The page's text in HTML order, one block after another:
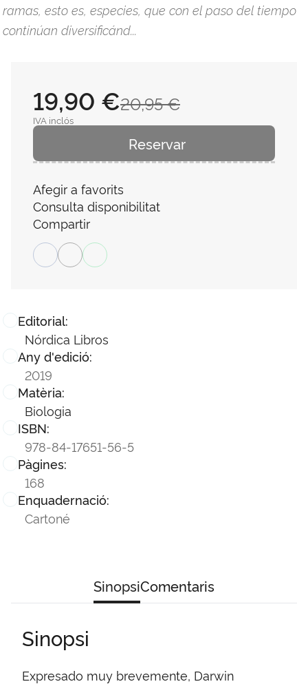
ramas, esto es, especies, que con el paso del tiempo
continúan diversificánd...
Editorial:
Nórdica Libros
Any d'edició:
2019
Matèria:
Biologia
ISBN:
978-84-17651-56-5
Pàgines:
168
Enquadernació:
Cartoné
20,95 €
19,90 €
IVA inclós
Reservar
Afegir a favorits
Consulta disponibilitat
Compartir
SinopsiComentaris
Sinopsi
Expresado muy brevemente, Darwin